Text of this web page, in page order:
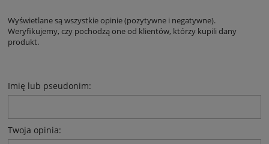
Wyświetlane są wszystkie opinie (pozytywne i negatywne).
Weryfikujemy, czy pochodzą one od klientów, którzy kupili dany
produkt.
Imię lub pseudonim:
Twoja opinia: